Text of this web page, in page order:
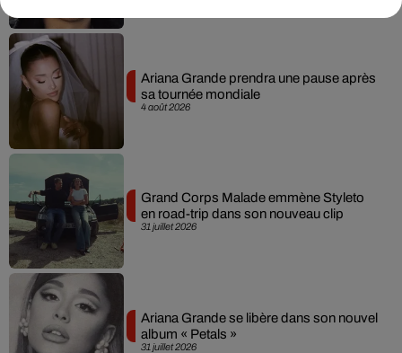
4 août 2026
Ariana Grande prendra une pause après
sa tournée mondiale
31 juillet 2026
Grand Corps Malade emmène Styleto
en road-trip dans son nouveau clip
31 juillet 2026
Ariana Grande se libère dans son nouvel
album « Petals »